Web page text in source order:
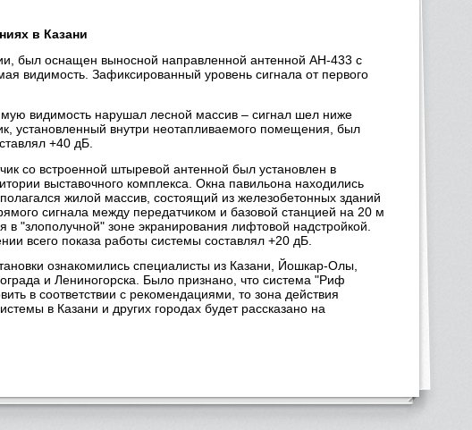
в Казани
был оснащен выносной направленной антенной АН-433 с
Зафиксированный уровень сигнала от первого
видимость нарушал лесной массив – сигнал шел ниже
установленный внутри неотапливаемого помещения, был
+40 дБ.
со встроенной штыревой антенной был установлен в
выставочного комплекса. Окна павильона находились
жилой массив, состоящий из железобетонных зданий
сигнала между передатчиком и базовой станцией на 20 м
"злополучной" зоне экранирования лифтовой надстройкой.
всего показа работы системы составлял +20 дБ.
ознакомились специалисты из Казани, Йошкар-Олы,
и Лениногорска. Было признано, что система "Риф
в соответствии с рекомендациями, то зона действия
в Казани и других городах будет рассказано на